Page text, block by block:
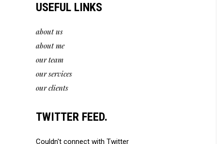
USEFUL LINKS
about us
about me
our team
our services
our clients
TWITTER FEED.
Couldn't connect with Twitter